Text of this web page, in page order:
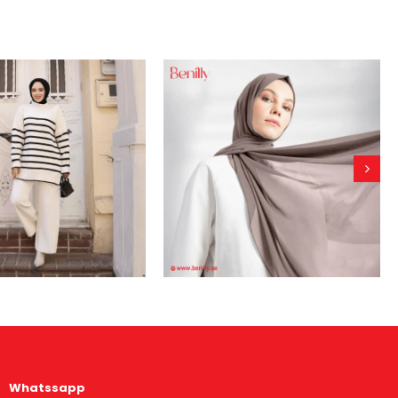
Whatssapp